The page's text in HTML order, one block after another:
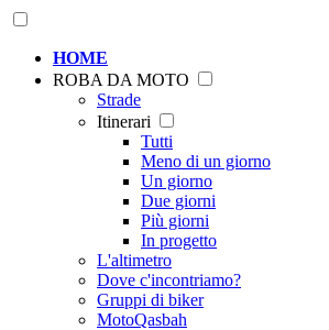
HOME
ROBA DA MOTO
Strade
Itinerari
Tutti
Meno di un giorno
Un giorno
Due giorni
Più giorni
In progetto
L'altimetro
Dove c'incontriamo?
Gruppi di biker
MotoQasbah